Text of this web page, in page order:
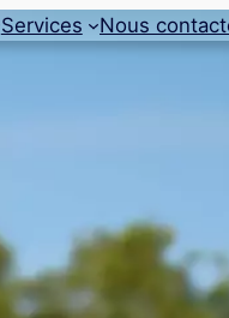
Services Nous